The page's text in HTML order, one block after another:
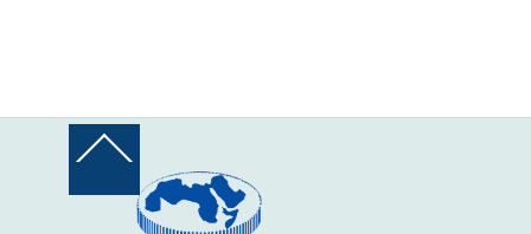
Back
Top